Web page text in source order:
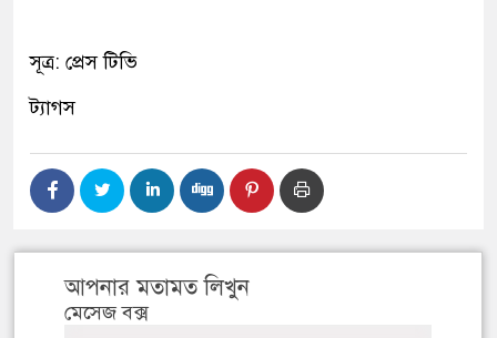
সূত্র: প্রেস টিভি
ট্যাগস
আপনার মতামত লিখুন
মেসেজ বক্স